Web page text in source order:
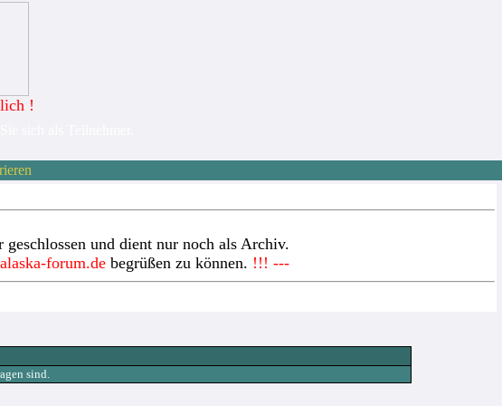
!
und dient nur noch als Archiv.
forum.de begrüßen zu können. !!! ---
sind.